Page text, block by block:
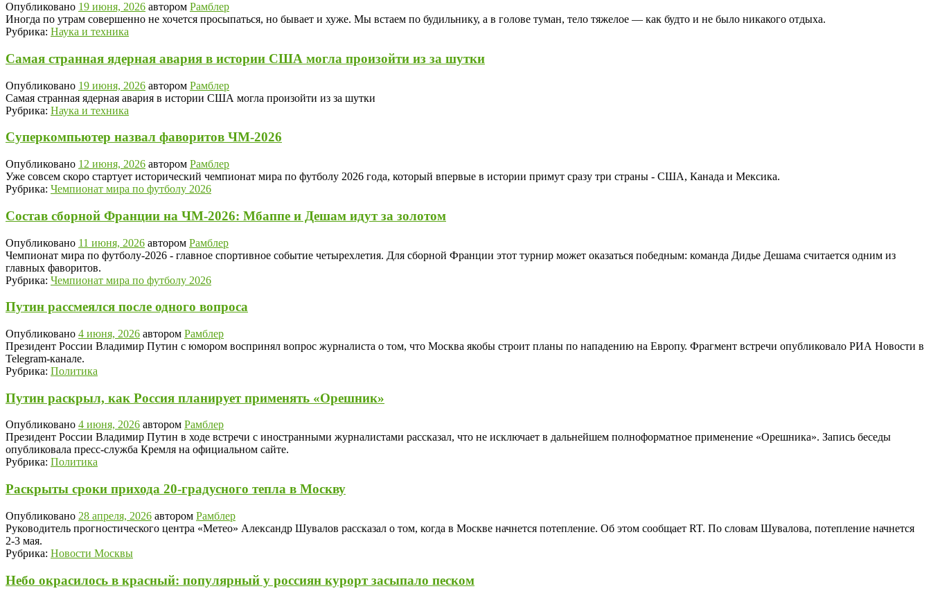
Опубликовано 19 июня, 2026 автором Рамблер
Иногда по утрам совершенно не хочется просыпаться, но бывает и хуже. Мы встаем по будильнику, а в голове туман, тело тяжелое — как будто и не было никакого отдыха.
Рубрика: Наука и техника
Самая странная ядерная авария в истории США могла произойти из за шутки
Опубликовано 19 июня, 2026 автором Рамблер
Самая странная ядерная авария в истории США могла произойти из за шутки
Рубрика: Наука и техника
Суперкомпьютер назвал фаворитов ЧМ-2026
Опубликовано 12 июня, 2026 автором Рамблер
Уже совсем скоро стартует исторический чемпионат мира по футболу 2026 года, который впервые в истории примут сразу три страны - США, Канада и Мексика.
Рубрика: Чемпионат мира по футболу 2026
Состав сборной Франции на ЧМ-2026: Мбаппе и Дешам идут за золотом
Опубликовано 11 июня, 2026 автором Рамблер
Чемпионат мира по футболу-2026 - главное спортивное событие четырехлетия. Для сборной Франции этот турнир может оказаться победным: команда Дидье Дешама считается одним из
главных фаворитов.
Рубрика: Чемпионат мира по футболу 2026
Путин рассмеялся после одного вопроса
Опубликовано 4 июня, 2026 автором Рамблер
Президент России Владимир Путин с юмором воспринял вопрос журналиста о том, что Москва якобы строит планы по нападению на Европу. Фрагмент встречи опубликовало РИА Новости в
Telegram-канале.
Рубрика: Политика
Путин раскрыл, как Россия планирует применять «Орешник»
Опубликовано 4 июня, 2026 автором Рамблер
Президент России Владимир Путин в ходе встречи с иностранными журналистами рассказал, что не исключает в дальнейшем полноформатное применение «Орешника». Запись беседы
опубликовала пресс-служба Кремля на официальном сайте.
Рубрика: Политика
Раскрыты сроки прихода 20-градусного тепла в Москву
Опубликовано 28 апреля, 2026 автором Рамблер
Руководитель прогностического центра «Метео» Александр Шувалов рассказал о том, когда в Москве начнется потепление. Об этом сообщает RT. По словам Шувалова, потепление начнется
2-3 мая.
Рубрика: Новости Москвы
Небо окрасилось в красный: популярный у россиян курорт засыпало песком